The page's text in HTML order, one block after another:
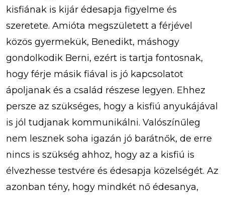
kisfiának is kijár édesapja figyelme és
szeretete. Amióta megszületett a férjével
közös gyermekük, Benedikt, máshogy
gondolkodik Berni, ezért is tartja fontosnak,
hogy férje másik fiával is jó kapcsolatot
ápoljanak és a család részese legyen. Ehhez
persze az szükséges, hogy a kisfiú anyukájával
is jól tudjanak kommunikálni. Valószínűleg
nem lesznek soha igazán jó barátnők, de erre
nincs is szükség ahhoz, hogy az a kisfiú is
élvezhesse testvére és édesapja közelségét. Az
azonban tény, hogy mindkét nő édesanya,